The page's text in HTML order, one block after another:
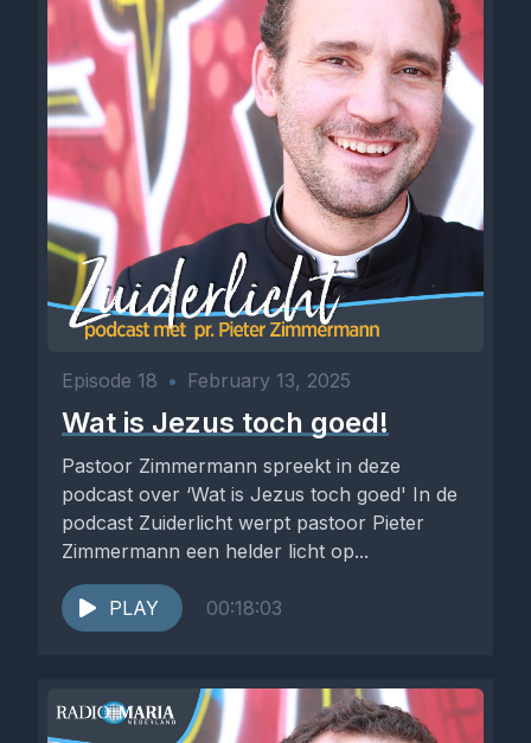
Episode 18 • February 13, 2025
Wat is Jezus toch goed!
Pastoor Zimmermann spreekt in deze
podcast over ‘Wat is Jezus toch goed' In de
podcast Zuiderlicht werpt pastoor Pieter
Zimmermann een helder licht op...
PLAY 00:18:03